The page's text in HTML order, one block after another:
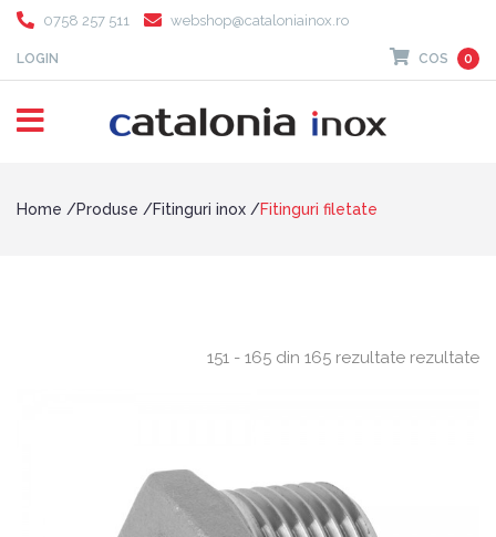
0758 257 511 webshop@cataloniainox.ro
LOGIN COS 0
Home Produse Fitinguri inox Fitinguri filetate
151 - 165 din 165 rezultate rezultate